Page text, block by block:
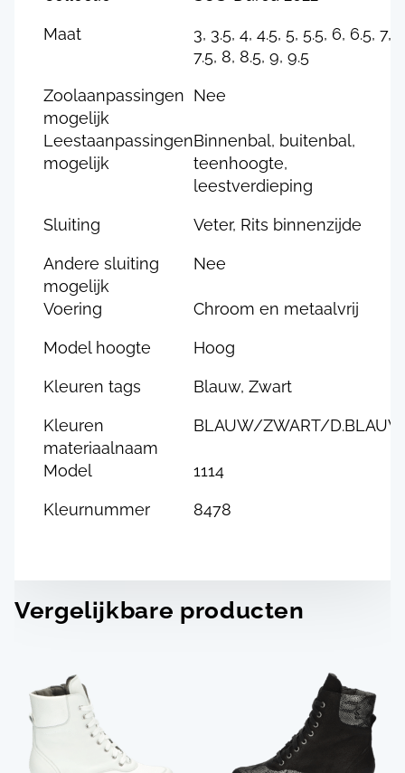
Maat
3, 3.5, 4, 4.5, 5, 5.5, 6, 6.5, 7,
7.5, 8, 8.5, 9, 9.5
Zoolaanpassingen
mogelijk
Nee
Leestaanpassingen
mogelijk
Binnenbal, buitenbal,
teenhoogte,
leestverdieping
Sluiting Veter, Rits binnenzijde
Andere sluiting
mogelijk
Nee
Voering Chroom en metaalvrij
Model hoogte Hoog
Kleuren tags Blauw, Zwart
Kleuren
materiaalnaam
BLAUW/ZWART/D.BLAUW
Model 1114
Kleurnummer 8478
Vergelijkbare producten